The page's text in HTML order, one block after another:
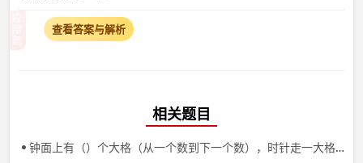
查看答案与解析
相关题目
钟面上有（）个大格（从一个数到下一个数），时针走一大格的时间是（）小时，时针走一大格，分钟正好走一圈，是（）分钟．分针走1小格，秒针走1圈，是（）秒．